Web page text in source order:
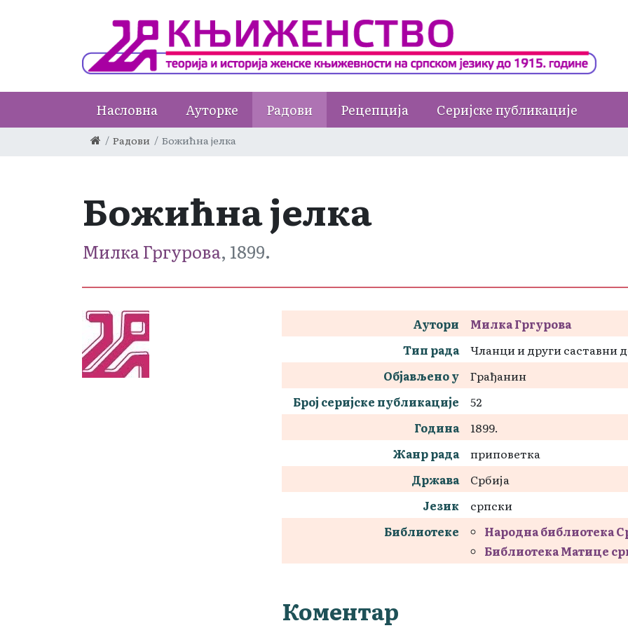
Насловна Ауторке Радови Рецепција Серијске публикације
Радови Божићна јелка
Божићна јелка
Милка Гргуровa, 1899.
Аутори
Милка Гргуровa
Тип рада
Чланци и други саставни
Објављено у
Грађанин
Број серијске публикације
52
Година
1899.
Жанр рада
приповетка
Држава
Србија
Језик
српски
Библиотеке
Народна библиотека
Библиотека Матице
Коментар